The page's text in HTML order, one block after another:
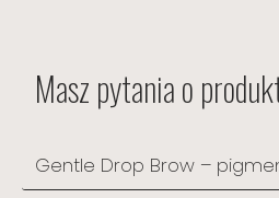
Masz pytania o